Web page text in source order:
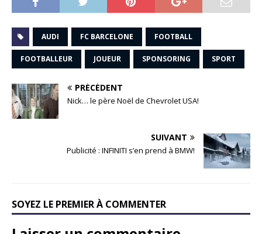
AUDI FC BARCELONE FOOTBALL
FOOTBALLEUR JOUEUR SPONSORING SPORT
PRÉCÉDENT
Nick… le père Noël de Chevrolet USA!
SUIVANT
Publicité : INFINITI s’en prend à BMW!
SOYEZ LE PREMIER À COMMENTER